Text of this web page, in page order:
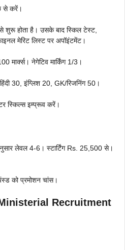
से करें।
होता है। उसके बाद स्किल टेस्ट,
मेरिट लिस्ट पर अपॉइंटमेंट।
मार्क्स। नेगेटिव मार्किंग 1/3।
30, इंग्लिश 20, GK/रिजनिंग 50।
स्किल्स इम्प्रूव करें।
लेवल 4-6। स्टार्टिंग Rs. 25,500 से।
को प्रमोशन चांस।
Recruitment